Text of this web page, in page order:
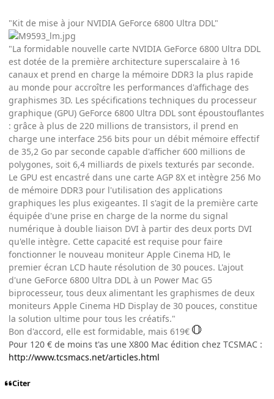
"Kit de mise à jour NVIDIA GeForce 6800 Ultra DDL"
"La formidable nouvelle carte NVIDIA GeForce 6800 Ultra DDL
est dotée de la première architecture superscalaire à 16
canaux et prend en charge la mémoire DDR3 la plus rapide
au monde pour accroître les performances d'affichage des
graphismes 3D. Les spécifications techniques du processeur
graphique (GPU) GeForce 6800 Ultra DDL sont époustouflantes
: grâce à plus de 220 millions de transistors, il prend en
charge une interface 256 bits pour un débit mémoire effectif
de 35,2 Go par seconde capable d'afficher 600 millions de
polygones, soit 6,4 milliards de pixels texturés par seconde.
Le GPU est encastré dans une carte AGP 8X et intègre 256 Mo
de mémoire DDR3 pour l'utilisation des applications
graphiques les plus exigeantes. Il s'agit de la première carte
équipée d'une prise en charge de la norme du signal
numérique à double liaison DVI à partir des deux ports DVI
qu'elle intègre. Cette capacité est requise pour faire
fonctionner le nouveau moniteur Apple Cinema HD, le
premier écran LCD haute résolution de 30 pouces. L'ajout
d'une GeForce 6800 Ultra DDL à un Power Mac G5
biprocesseur, tous deux alimentant les graphismes de deux
moniteurs Apple Cinema HD Display de 30 pouces, constitue
la solution ultime pour tous les créatifs."
Bon d'accord, elle est formidable, mais 619€
Pour 120 € de moins t'as une X800 Mac édition chez TCSMAC :
http://www.tcsmacs.net/articles.html
Citer